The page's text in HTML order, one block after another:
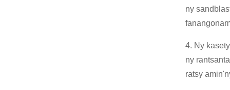
ny
4. Ny
ny
ratsy